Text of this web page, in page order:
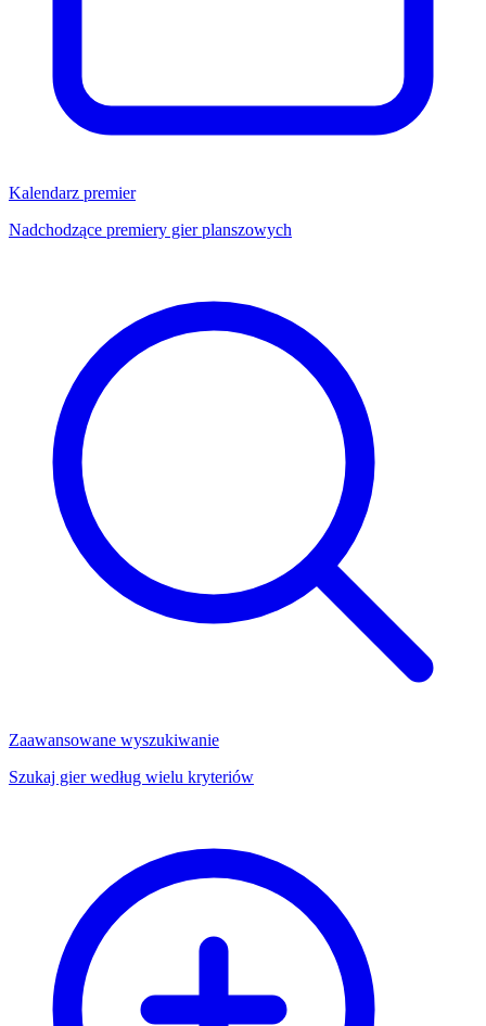
Kalendarz premier
Nadchodzące premiery gier planszowych
Zaawansowane wyszukiwanie
Szukaj gier według wielu kryteriów